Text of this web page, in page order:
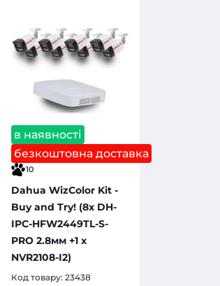
в наявності
безкоштовна доставка
10
Dahua WizColor Kit -
Buy and Try! (8х DH-
IPC-HFW2449TL-S-
PRO 2.8мм +1 х
NVR2108-I2)
Код товару:23438